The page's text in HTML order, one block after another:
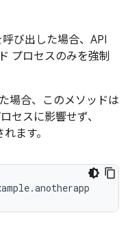
呼び出した場合、API
プロセスのみを強制
場合、このメソッドは
セスに影響せず、
ます。